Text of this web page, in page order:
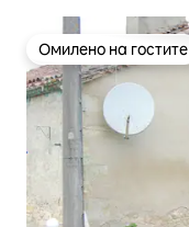
Омилено на гостите
Омилено на гостите